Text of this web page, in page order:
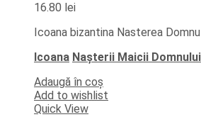
16.80 lei
Icoana bizantina Nasterea
Icoana Nașterii Maicii Domnului
Adaugă în coș
Add to wishlist
Quick View